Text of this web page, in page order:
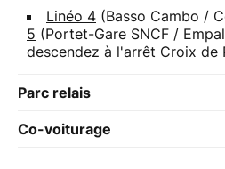
Linéo 4 (Basso Cambo /
5 (Portet-Gare SNCF /
descendez à l'arrêt Croix de
Parc relais
Co-voiturage